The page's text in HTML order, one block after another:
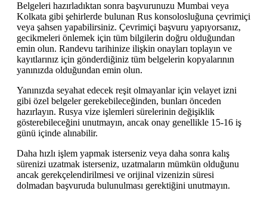
Belgeleri hazırladıktan sonra başvurunuzu Mumbai veya
Kolkata gibi şehirlerde bulunan Rus konsolosluğuna çevrimiçi
veya şahsen yapabilirsiniz. Çevrimiçi başvuru yapıyorsanız,
gecikmeleri önlemek için tüm bilgilerin doğru olduğundan
emin olun. Randevu tarihinize ilişkin onayları toplayın ve
kayıtlarınız için gönderdiğiniz tüm belgelerin kopyalarının
yanınızda olduğundan emin olun.
Yanınızda seyahat edecek reşit olmayanlar için velayet izni
gibi özel belgeler gerekebileceğinden, bunları önceden
hazırlayın. Rusya vize işlemleri sürelerinin değişiklik
gösterebileceğini unutmayın, ancak onay genellikle 15-16 iş
günü içinde alınabilir.
Daha hızlı işlem yapmak isterseniz veya daha sonra kalış
sürenizi uzatmak isterseniz, uzatmaların mümkün olduğunu
ancak gerekçelendirilmesi ve orijinal vizenizin süresi
dolmadan başvuruda bulunulması gerektiğini unutmayın.